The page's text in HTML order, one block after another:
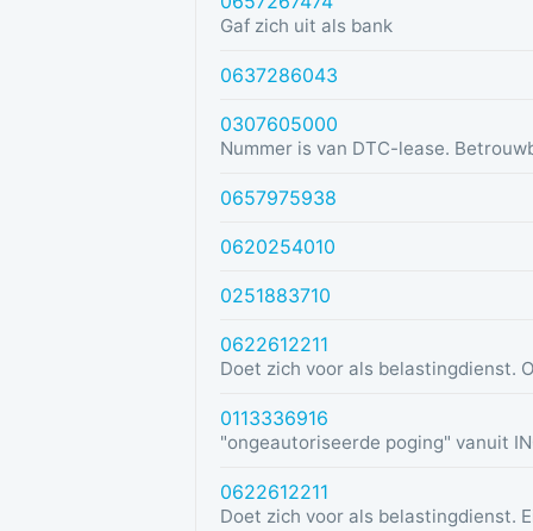
Gaf zich uit als bank
0637286043
0307605000
Nummer is van DTC-lease.
0657975938
0620254010
0251883710
0622612211
0113336916
0622612211